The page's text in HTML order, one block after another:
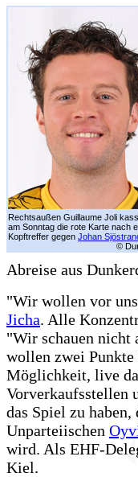
Rechtsaußen Guillaume Joli
am Sonntag die rote Karte nach
Kopftreffer gegen Johan
©
Abreise aus
"Wir wollen vor
Jicha. Alle
"Wir schauen nicht
wollen zwei
Möglichkeit, live
Vorverkaufsstellen
das Spiel zu haben,
Unparteiischen
wird. Als EHF-
Kiel.